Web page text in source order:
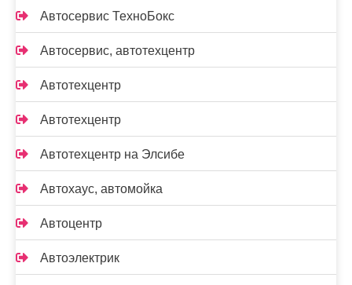
Автосервис ТехноБокс
Автосервис, автотехцентр
Автотехцентр
Автотехцентр
Автотехцентр на Элсибе
Автохаус, автомойка
Автоцентр
Автоэлектрик